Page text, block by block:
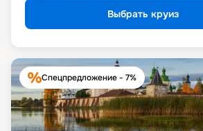
Выбрать круиз
Спецпредложение - 7%